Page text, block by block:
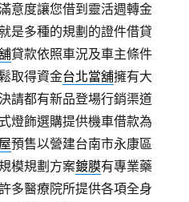
意度讓您借到靈活週轉金
是多種的規劃的證件借貸
貸款依照車況及車主條件
取得資金台北當舖擁有大
請都有新品登場行銷渠道
燈飾選購提供機車借款為
預售以營建台南市永康區
模規劃方案鍍膜有專業藥
多醫療院所提供各項全身